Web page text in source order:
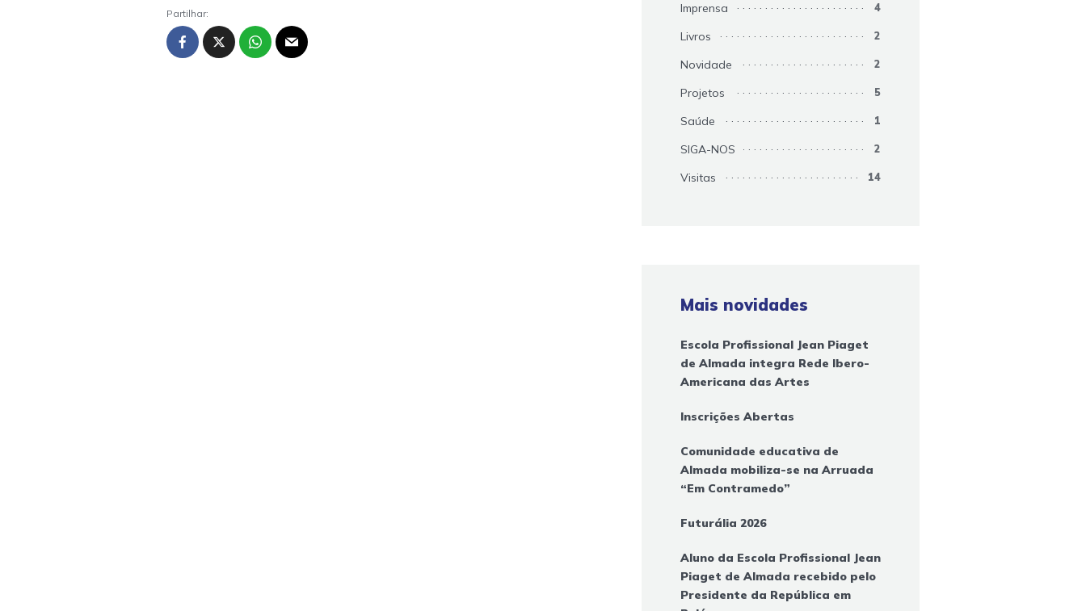
Partilhar: Imprensa 4
Livros 2
Novidade 2
Projetos 5
Saúde 1
SIGA-NOS 2
Visitas 14
Mais novidades
Escola Profissional Jean Piaget
de Almada integra Rede Ibero-
Americana das Artes
Inscrições Abertas
Comunidade educativa de
Almada mobiliza-se na Arruada
“Em Contramedo”
Futurália 2026
Aluno da Escola Profissional Jean
Piaget de Almada recebido pelo
Presidente da República em